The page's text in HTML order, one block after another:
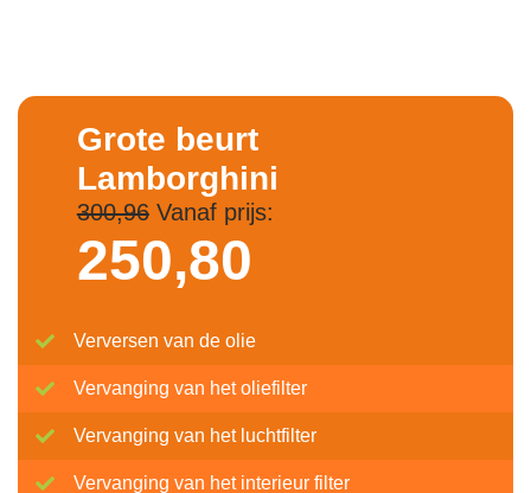
Grote beurt
Lamborghini
300,96Vanaf prijs:
250,80
Verversen van de olie
Vervanging van het oliefilter
Vervanging van het luchtfilter
Vervanging van het interieur filter